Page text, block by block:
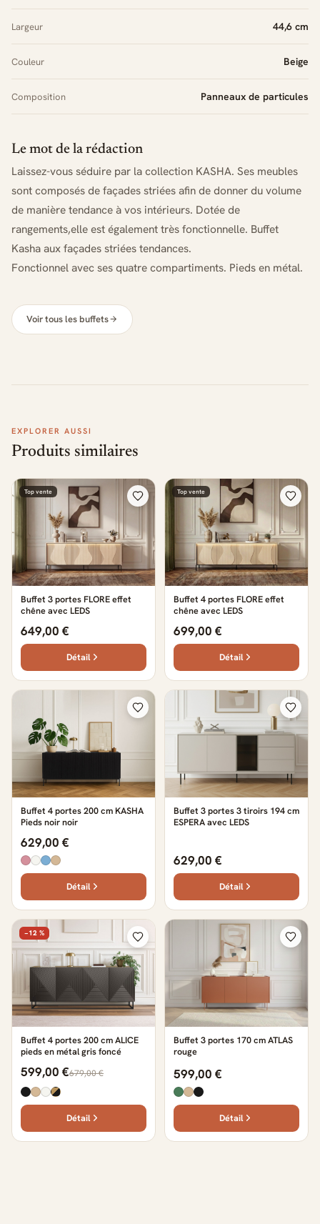
Largeur 44,6 cm
Couleur Beige
Composition Panneaux de particules
Le mot de la rédaction
Laissez-vous séduire par la collection KASHA. Ses meubles
sont composés de façades striées afin de donner du volume
de manière tendance à vos intérieurs. Dotée de
rangements,elle est également très fonctionnelle. Buffet
Kasha aux façades striées tendances.
Fonctionnel avec ses quatre compartiments. Pieds en métal.
Voir tous les buffets
EXPLORER AUSSI
Produits similaires
Top vente
Buffet 3 portes FLORE effet
chêne avec LEDS
649,00 €
Détail
Top vente
Buffet 4 portes FLORE effet
chêne avec LEDS
699,00 €
Détail
Buffet 4 portes 200 cm KASHA
Pieds noir noir
629,00 €
Détail
Buffet 3 portes 3 tiroirs 194 cm
ESPERA avec LEDS
629,00 €
Détail
−12 %
Buffet 4 portes 200 cm ALICE
pieds en métal gris foncé
599,00 €679,00 €
Détail
Buffet 3 portes 170 cm ATLAS
rouge
599,00 €
Détail